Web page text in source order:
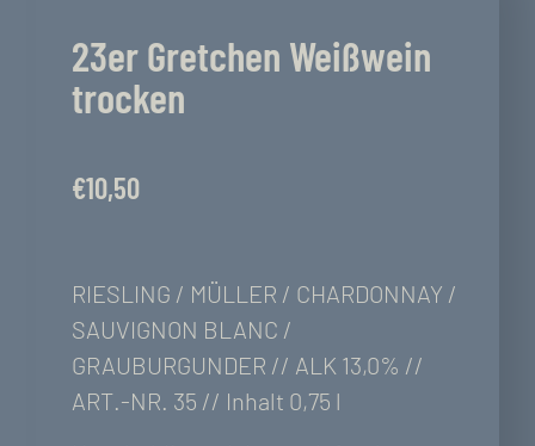
23er Gretchen Weißwein
trocken
€10,50
RIESLING / MÜLLER / CHARDONNAY /
SAUVIGNON BLANC /
GRAUBURGUNDER // ALK 13,0% //
ART.-NR. 35 // Inhalt 0,75 l